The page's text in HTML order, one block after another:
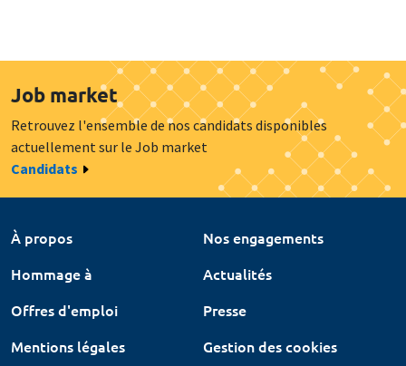
Job market
Retrouvez l'ensemble de nos candidats disponibles
actuellement sur le Job market
Candidats
À propos
Nos engagements
Hommage à
Actualités
Offres d'emploi
Presse
Mentions légales
Gestion des cookies